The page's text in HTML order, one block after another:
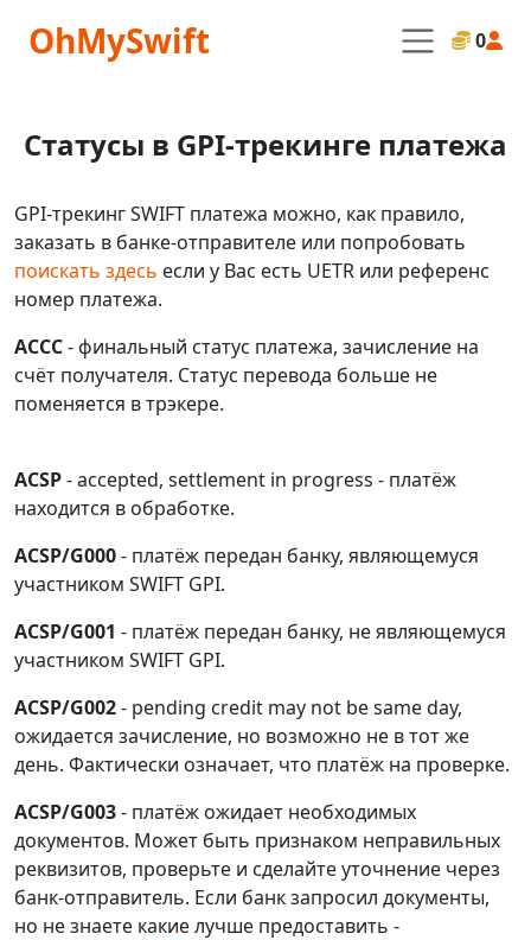
OhMySwift 0
Статусы в GPI-трекинге платежа
GPI-трекинг SWIFT платежа можно, как правило,
заказать в банке-отправителе или попробовать
поискать здесь если у Вас есть UETR или референс
номер платежа.
ACCC- финальный статус платежа, зачисление на
счёт получателя. Статус перевода больше не
поменяется в трэкере.
ACSP- accepted, settlement in progress - платёж
находится в обработке.
ACSP/G000- платёж передан банку, являющемуся
участником SWIFT GPI.
ACSP/G001 - платёж передан банку, не являющемуся
участником SWIFT GPI.
ACSP/G002- pending credit may not be same day,
ожидается зачисление, но возможно не в тот же
день. Фактически означает, что платёж на проверке.
ACSP/G003- платёж ожидает необходимых
документов. Может быть признаком неправильных
реквизитов, проверьте и сделайте уточнение через
банк-отправитель. Если банк запросил документы,
но не знаете какие лучше предоставить -